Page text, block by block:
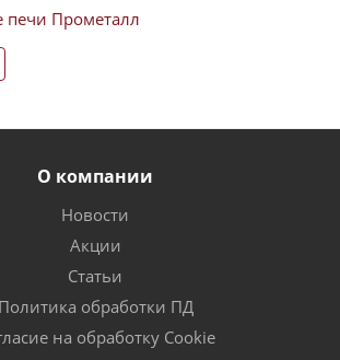
печи Прометалл
О компании
Новости
Акции
Статьи
Политика обработки ПД
на обработку Cookie